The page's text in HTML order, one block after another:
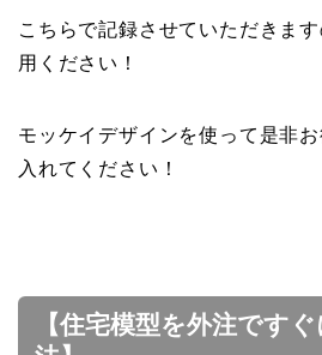
こちらで記録させていただきま
用ください！
モッケイデザインを使って是非
入れてください！
【住宅模型を外注です